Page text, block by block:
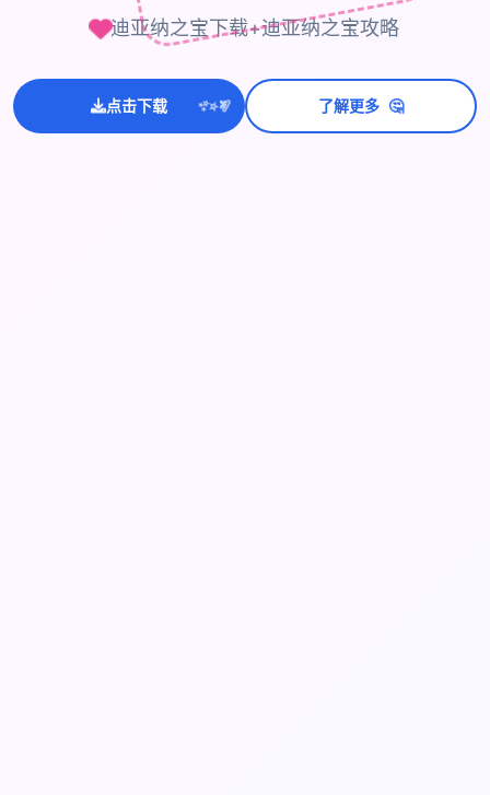
迪亚纳之宝下载+迪亚纳之宝攻略
点击下载 ✨⭐💫 了解更多 🤔